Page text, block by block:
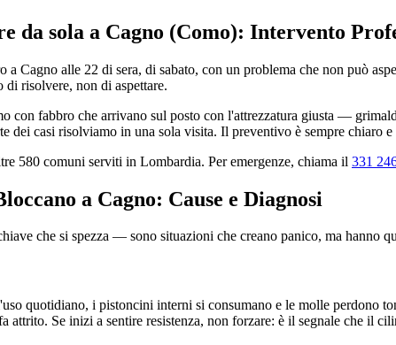
da sola a Cagno (Como): Intervento
Cagno alle 22 di sera, di sabato, con un problema che non può
risolvere, non di aspettare.
con fabbro che arrivano sul posto con l'attrezzatura giusta —
dei casi risolviamo in una sola visita. Il preventivo è sempre chiaro
580 comuni serviti in Lombardia. Per emergenze, chiama il 331
a Cagno: Cause e Diagnosi
che si spezza — sono situazioni che creano panico, ma hanno
quotidiano, i pistoncini interni si consumano e le molle perdono
Se inizi a sentire resistenza, non forzare: è il segnale che il